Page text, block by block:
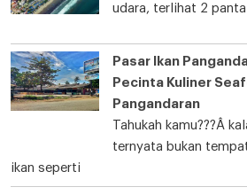
udara, terlihat 2
Pasar Ikan
Pecinta Kuliner
Pangandaran
Tahukah kamu???Â
ternyata bukan
ikan seperti